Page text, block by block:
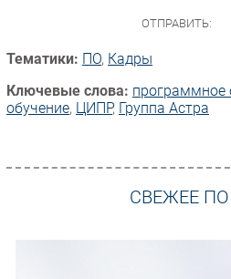
ОТПРАВИТЬ:
Тематики: ПО, Кадры
Ключевые слова: программное
обучение, ЦИПР, Группа Астра
СВЕЖЕЕ